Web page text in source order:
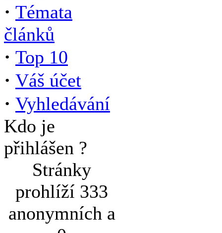
· Témata
článků
· Top 10
· Váš účet
· Vyhledávání
Kdo je
přihlášen ?
Stránky
prohlíží 333
anonymních a